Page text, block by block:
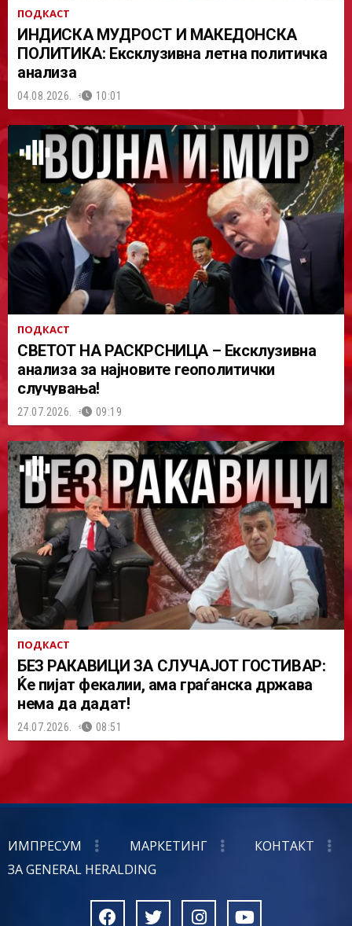
ПОДКАСТ
ИНДИСКА МУДРОСТ И МАКЕДОНСКА
ПОЛИТИКА: Ексклузивна летна политичка
анализа
04.08.2026. 10:01
ПОДКАСТ
СВЕТОТ НА РАСКРСНИЦА – Ексклузивна
анализа за најновите геополитички
случувања!
27.07.2026. 09:19
ПОДКАСТ
БЕЗ РАКАВИЦИ ЗА СЛУЧАЈОТ ГОСТИВАР:
Ќе пијат фекалии, ама граѓанска држава
нема да дадат!
24.07.2026. 08:51
ИМПРЕСУМ МАРКЕТИНГ
КОНТАКТ
ЗА GENERAL HERALDING